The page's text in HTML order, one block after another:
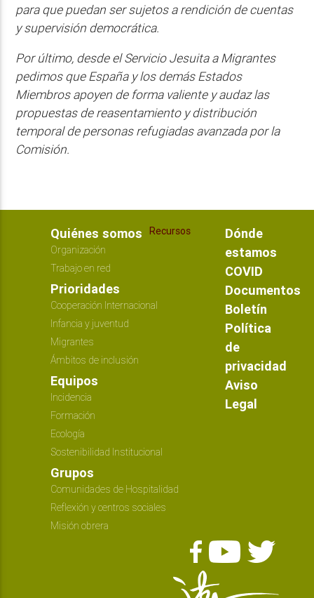
para que puedan ser sujetos a rendición de cuentas
y supervisión democrática.
Por último, desde el Servicio Jesuita a Migrantes
pedimos que España y los demás Estados
Miembros apoyen de forma valiente y audaz las
propuestas de reasentamiento y distribución
temporal de personas refugiadas avanzada por la
Comisión.
Quiénes somos
Organización
Trabajo en red
Recursos
Prioridades
Cooperación Internacional
Infancia y juventud
Migrantes
Ámbitos de inclusión
Equipos
Incidencia
Formación
Ecología
Sostenibilidad Institucional
Grupos
Comunidades de Hospitalidad
Reflexión y centros sociales
Misión obrera
Dónde
estamos
COVID
Documentos
Boletín
Política
de
privacidad
Aviso
Legal